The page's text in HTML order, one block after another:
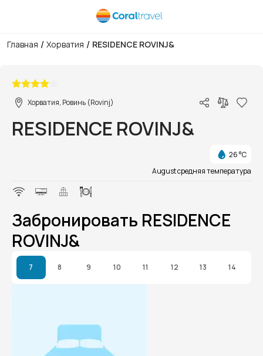
Главная / Хорватия / RESIDENCE ROVINJ&
Хорватия, Ровинь (Rovinj)
RESIDENCE ROVINJ&
26 °C
August средняя температура
Забронировать RESIDENCE
ROVINJ&
7 8 9 10 11 12 13 14